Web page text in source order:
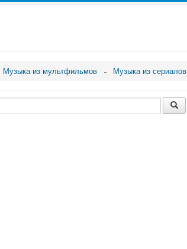
Музыка из мультфильмов Музыка из сериалов